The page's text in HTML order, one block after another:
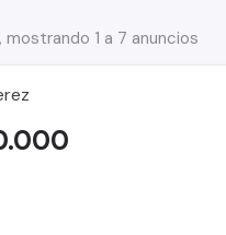
1 a 7 anuncios